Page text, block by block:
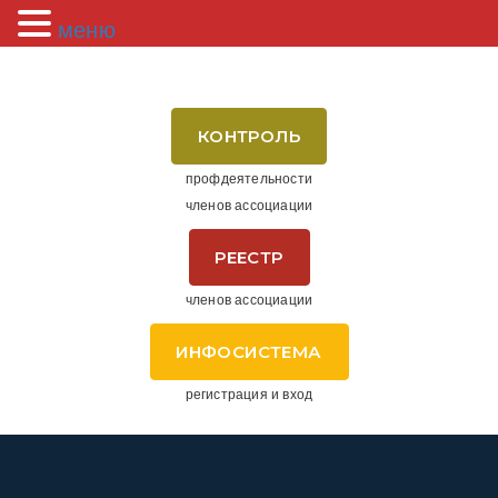
КОНТРОЛЬ
профдеятельности
членов ассоциации
РЕЕСТР
членов ассоциации
ИНФОСИСТЕМА
регистрация и вход
меню